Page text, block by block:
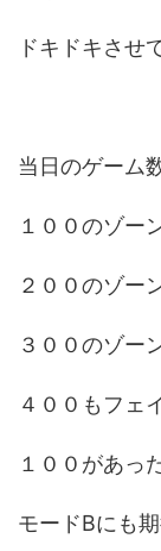
ドキドキさせ
当日のゲーム
１００のゾー
２００のゾー
３００のゾー
４００もフェ
１００があっ
モードBにも